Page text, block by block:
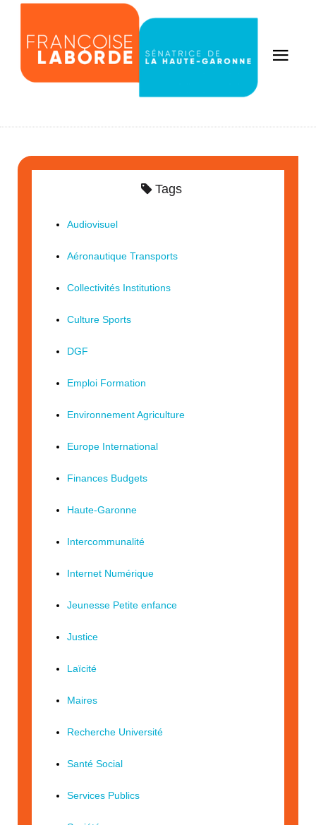
Tags
Audiovisuel
Aéronautique Transports
Collectivités Institutions
Culture Sports
DGF
Emploi Formation
Environnement Agriculture
Europe International
Finances Budgets
Haute-Garonne
Intercommunalité
Internet Numérique
Jeunesse Petite enfance
Justice
Laïcité
Maires
Recherche Université
Santé Social
Services Publics